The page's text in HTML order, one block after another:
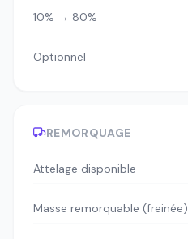
10% → 80%
Optionnel
REMORQUAGE
Attelage disponible
Masse remorquable (freinée)